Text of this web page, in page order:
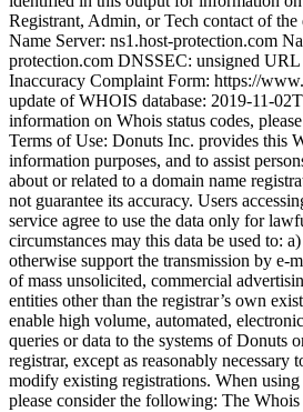
Registrant, Admin, or Tech contact of the
Name Server: ns1.host-protection.com
protection.com DNSSEC: unsigned
Inaccuracy Complaint Form: https://
update of WHOIS database: 2019-11-
information on Whois status codes,
Terms of Use: Donuts Inc. provides this
information purposes, and to assist
about or related to a domain name
not guarantee its accuracy. Users
service agree to use the data only for
circumstances may this data be used to:
otherwise support the transmission by e-
of mass unsolicited, commercial
entities other than the registrar’s own
enable high volume, automated,
queries or data to the systems of Donuts
registrar, except as reasonably necessary
modify existing registrations. When
please consider the following: The Whois